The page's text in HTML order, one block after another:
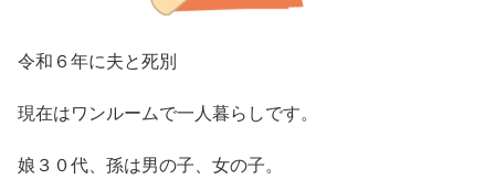
令和６年に夫と死別
現在はワンルームで一人暮らしです。
娘３０代、孫は男の子、女の子。